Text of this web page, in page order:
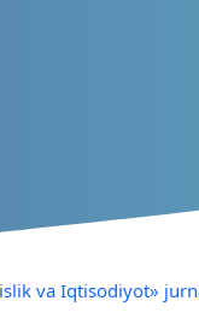
va Iqtisodiyot»